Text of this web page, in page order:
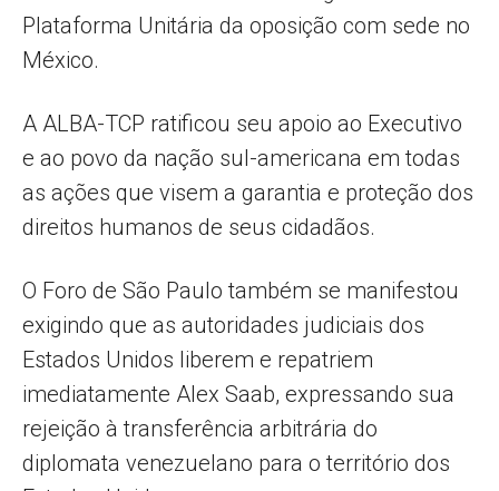
Plataforma Unitária da oposição com sede no
México.
A ALBA-TCP ratificou seu apoio ao Executivo
e ao povo da nação sul-americana em todas
as ações que visem a garantia e proteção dos
direitos humanos de seus cidadãos.
O Foro de São Paulo também se manifestou
exigindo que as autoridades judiciais dos
Estados Unidos liberem e repatriem
imediatamente Alex Saab, expressando sua
rejeição à transferência arbitrária do
diplomata venezuelano para o território dos